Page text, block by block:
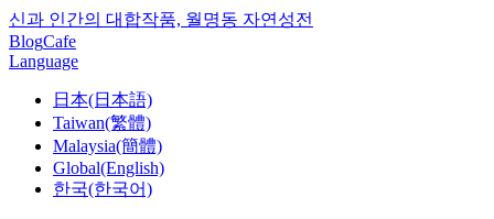
신과 인간의 대합작품, 월명동 자연성전
BlogCafe
Language
日本(日本語)
Taiwan(繁體)
Malaysia(簡體)
Global(English)
한국(한국어)